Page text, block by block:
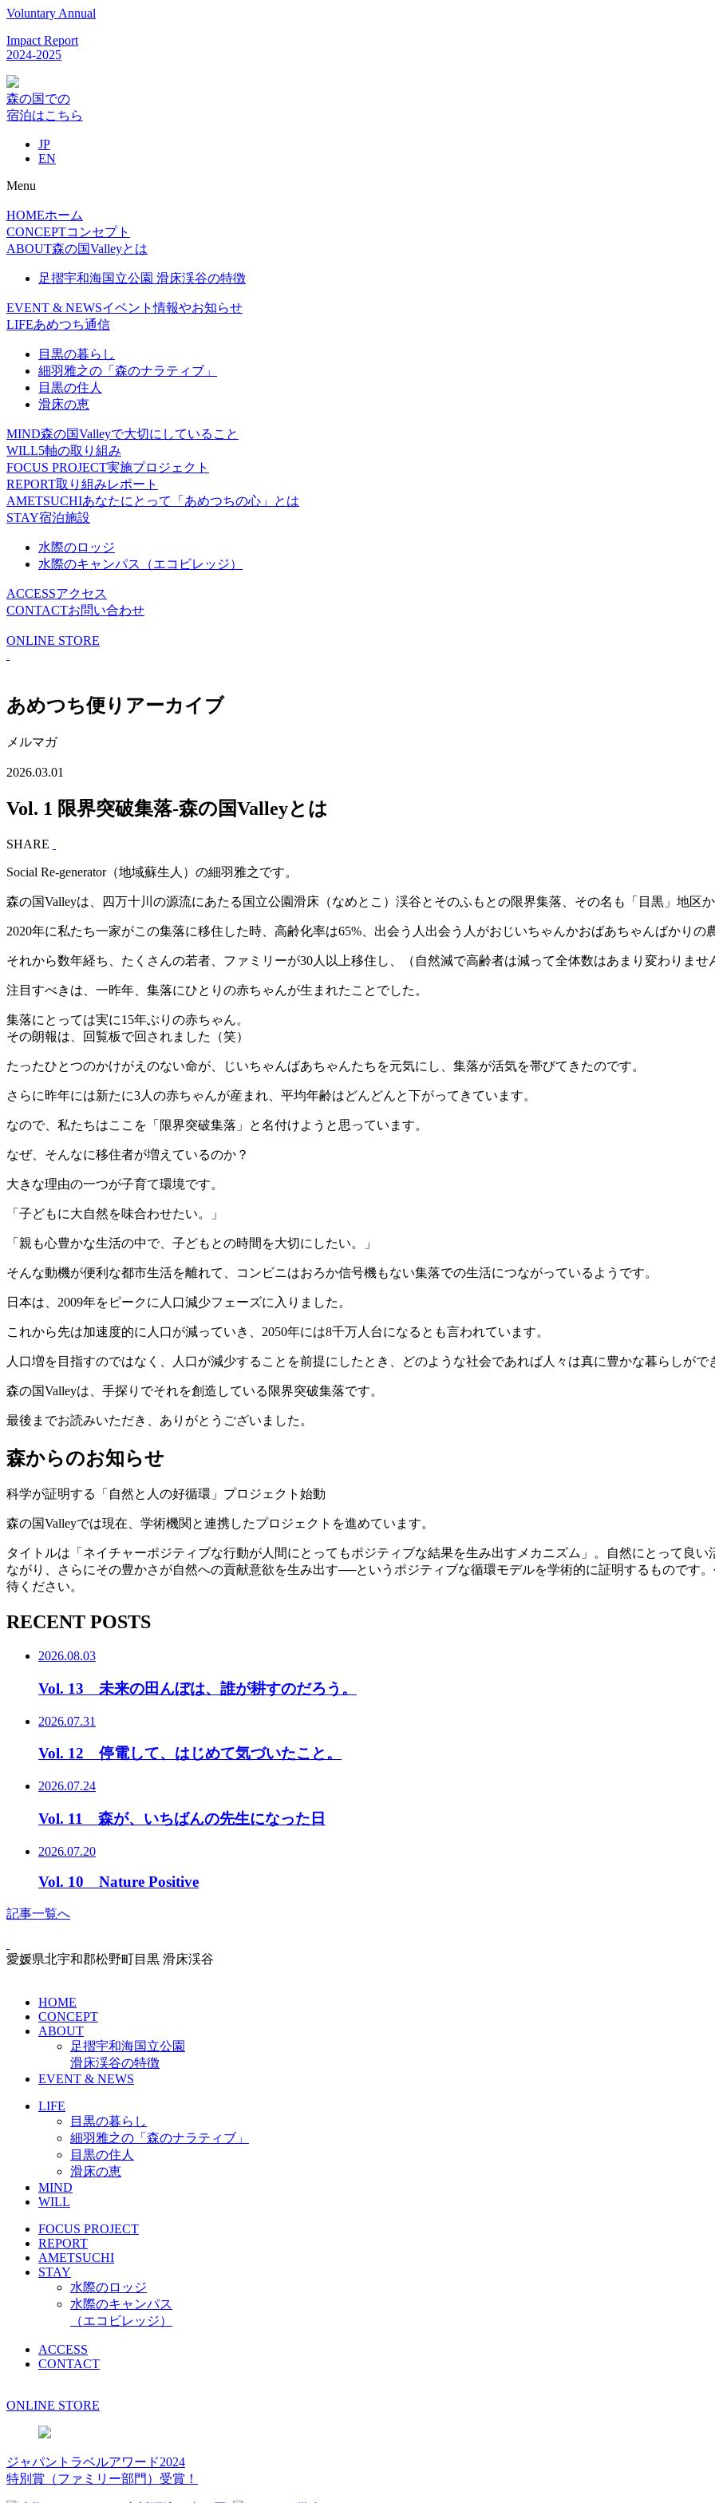
Voluntary Annual
Impact Report
2024-2025
森の国での
宿泊はこちら
JP
EN
Menu
HOMEホーム
CONCEPTコンセプト
ABOUT森の国Valleyとは
足摺宇和海国立公園 滑床渓谷の特徴
EVENT & NEWSイベント情報やお知らせ
LIFEあめつち通信
目黒の暮らし
細羽雅之の「森のナラティブ」
目黒の住人
滑床の恵
MIND森の国Valleyで大切にしていること
WILL5軸の取り組み
FOCUS PROJECT実施プロジェクト
REPORT取り組みレポート
AMETSUCHIあなたにとって「あめつちの心」とは
STAY宿泊施設
水際のロッジ
水際のキャンパス（エコビレッジ）
ACCESSアクセス
CONTACTお問い合わせ
ONLINE STORE
あめつち便りアーカイブ
メルマガ
2026.03.01
Vol. 1 限界突破集落-森の国Valleyとは
SHARE
Social Re-generator（地域蘇生人）の細羽雅之です。
森の国Valleyは、四万十川の源流にあたる国立公園滑床（なめとこ）渓谷とそのふもとの限界集落、その名も「目黒」地区
2020年に私たち一家がこの集落に移住した時、高齢化率は65%、出会う人出会う人がおじいちゃんかおばあちゃんばかりの
それから数年経ち、たくさんの若者、ファミリーが30人以上移住し、（自然減で高齢者は減って全体数はあまり変わりませ
注目すべきは、一昨年、集落にひとりの赤ちゃんが生まれたことでした。
集落にとっては実に15年ぶりの赤ちゃん。
その朗報は、回覧板で回されました（笑）
たったひとつのかけがえのない命が、じいちゃんばあちゃんたちを元気にし、集落が活気を帯びてきたのです。
さらに昨年には新たに3人の赤ちゃんが産まれ、平均年齢はどんどんと下がってきています。
なので、私たちはここを「限界突破集落」と名付けようと思っています。
なぜ、そんなに移住者が増えているのか？
大きな理由の一つが子育て環境です。
「子どもに大自然を味合わせたい。」
「親も心豊かな生活の中で、子どもとの時間を大切にしたい。」
そんな動機が便利な都市生活を離れて、コンビニはおろか信号機もない集落での生活につながっているようです。
日本は、2009年をピークに人口減少フェーズに入りました。
これから先は加速度的に人口が減っていき、2050年には8千万人台になるとも言われています。
人口増を目指すのではなく、人口が減少することを前提にしたとき、どのような社会であれば人々は真に豊かな暮らしがで
森の国Valleyは、手探りでそれを創造している限界突破集落です。
最後までお読みいただき、ありがとうございました。
森からのお知らせ
科学が証明する「自然と人の好循環」プロジェクト始動
森の国Valleyでは現在、学術機関と連携したプロジェクトを進めています。
タイトルは「ネイチャーポジティブな行動が人間にとってもポジティブな結果を生み出すメカニズム」。自然にとって良
ながり、さらにその豊かさが自然への貢献意欲を生み出す──というポジティブな循環モデルを学術的に証明するものです
待ください。
RECENT POSTS
2026.08.03
Vol. 13 未来の田んぼは、誰が耕すのだろう。
2026.07.31
Vol. 12 停電して、はじめて気づいたこと。
2026.07.24
Vol. 11 森が、いちばんの先生になった日
2026.07.20
Vol. 10 Nature Positive
記事一覧へ
愛媛県北宇和郡松野町目黒 滑床渓谷
HOME
CONCEPT
ABOUT
足摺宇和海国立公園
滑床渓谷の特徴
EVENT & NEWS
LIFE
目黒の暮らし
細羽雅之の「森のナラティブ」
目黒の住人
滑床の恵
MIND
WILL
FOCUS PROJECT
REPORT
AMETSUCHI
STAY
水際のロッジ
水際のキャンパス
（エコビレッジ）
ACCESS
CONTACT
ONLINE STORE
ジャパントラベルアワード2024
特別賞（ファミリー部門）受賞！